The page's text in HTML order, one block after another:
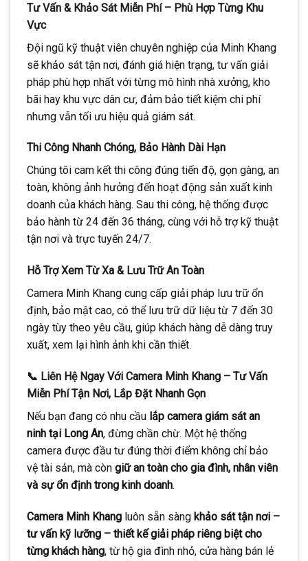
Tư Vấn & Khảo Sát Miễn Phí – Phù Hợp Từng Khu
Vực
Đội ngũ kỹ thuật viên chuyên nghiệp của Minh Khang
sẽ khảo sát tận nơi, đánh giá hiện trạng, tư vấn giải
pháp phù hợp nhất với từng mô hình nhà xưởng, kho
bãi hay khu vực dân cư, đảm bảo tiết kiệm chi phí
nhưng vẫn tối ưu hiệu quả giám sát.
Thi Công Nhanh Chóng, Bảo Hành Dài Hạn
Chúng tôi cam kết thi công đúng tiến độ, gọn gàng, an
toàn, không ảnh hưởng đến hoạt động sản xuất kinh
doanh của khách hàng. Sau thi công, hệ thống được
bảo hành từ 24 đến 36 tháng, cùng với hỗ trợ kỹ thuật
tận nơi và trực tuyến 24/7.
Hỗ Trợ Xem Từ Xa & Lưu Trữ An Toàn
Camera Minh Khang cung cấp giải pháp lưu trữ ổn
định, bảo mật cao, có thể lưu trữ dữ liệu từ 7 đến 30
ngày tùy theo yêu cầu, giúp khách hàng dễ dàng truy
xuất, xem lại hình ảnh khi cần thiết.
📞 Liên Hệ Ngay Với Camera Minh Khang – Tư Vấn
Miễn Phí Tận Nơi, Lắp Đặt Nhanh Gọn
Nếu bạn đang có nhu cầu lắp camera giám sát an
ninh tại Long An, đừng chần chừ. Một hệ thống
camera được đầu tư đúng thời điểm không chỉ bảo
vệ tài sản, mà còn giữ an toàn cho gia đình, nhân viên
và sự ổn định trong kinh doanh.
Camera Minh Khang luôn sẵn sàng khảo sát tận nơi –
tư vấn kỹ lưỡng – thiết kế giải pháp riêng biệt cho
từng khách hàng, từ hộ gia đình nhỏ, cửa hàng bán lẻ